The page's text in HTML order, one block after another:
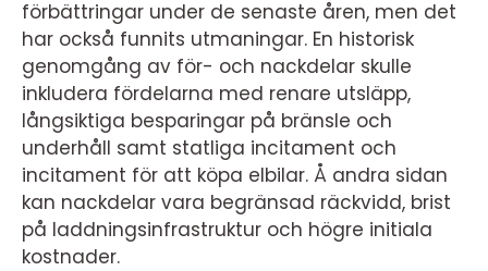
förbättringar under de senaste åren, men det
har också funnits utmaningar. En historisk
genomgång av för- och nackdelar skulle
inkludera fördelarna med renare utsläpp,
långsiktiga besparingar på bränsle och
underhåll samt statliga incitament och
incitament för att köpa elbilar. Å andra sidan
kan nackdelar vara begränsad räckvidd, brist
på laddningsinfrastruktur och högre initiala
kostnader.